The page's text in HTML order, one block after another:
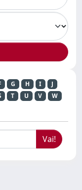
G H I
J
T U V
W